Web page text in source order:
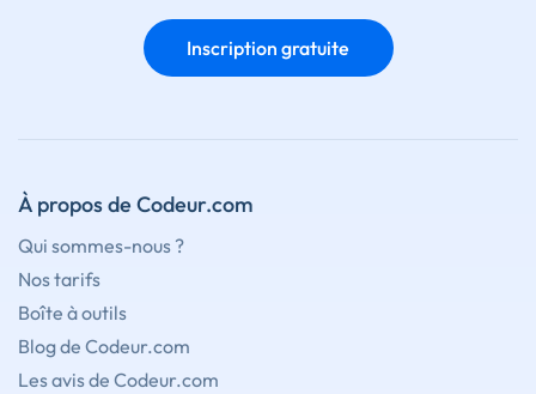
Inscription gratuite
À propos de Codeur.com
Qui sommes-nous ?
Nos tarifs
Boîte à outils
Blog de Codeur.com
Les avis de Codeur.com